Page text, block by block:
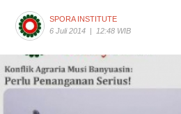
SPORA INSTITUTE
6 Juli 2014 | 12:48 WIB